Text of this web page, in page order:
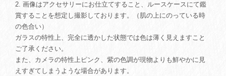
2. 画像はアクセサリーにお仕立てすること、ルースケースにて鑑
賞することを想定し撮影しております。（肌の上にのっている時
の色合い）
ガラスの特性上、完全に透かした状態では色は薄く見えますこと
ご了承ください。
また、カメラの特性上ピンク、紫の色調が現物よりも鮮やかに見
えすぎてしまうような場合があります。